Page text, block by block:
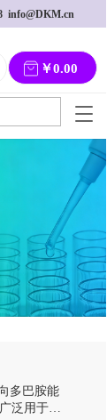
  info@DKM.cn
￥0.00
T
g
g
l
a
v
i
g
a
多巴胺能
泛用于构